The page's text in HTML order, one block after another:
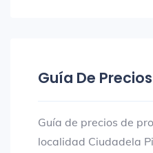
Guía De Precios
Guía de precios de
localidad Ciudadela